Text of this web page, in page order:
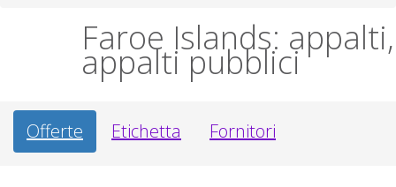
Faroe Islands: appalti,
appalti pubblici
Offerte Etichetta Fornitori